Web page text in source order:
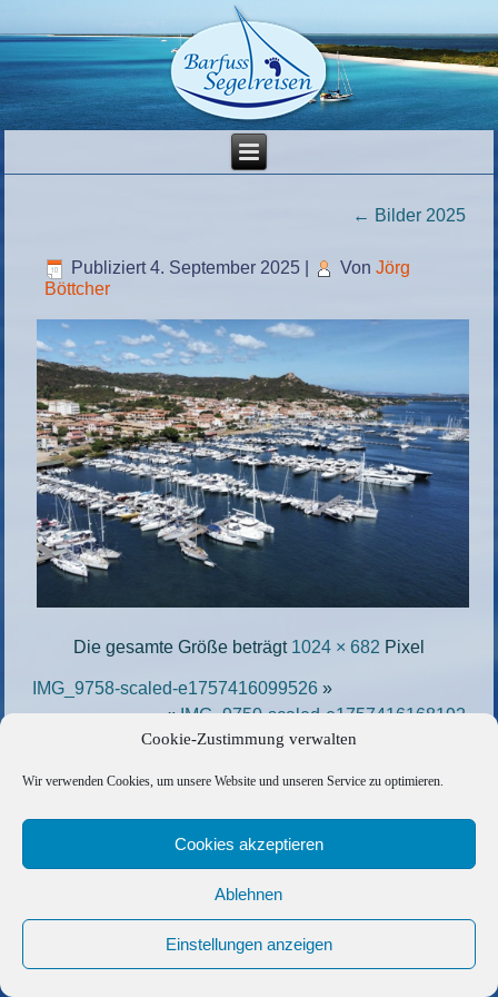
Cookie-Zustimmung verwalten
Wir verwenden Cookies, um unsere Website und unseren Service zu optimieren.
Cookies akzeptieren
Ablehnen
Einstellungen anzeigen
← Bilder 2025
Publiziert 4. September 2025 Von Jörg
Böttcher
Die gesamte Größe beträgt 1024 × 682 Pixel
IMG_9758-scaled-e1757416099526 »
«IMG_9750-scaled-e1757416168192
Copyright © 2026 Barfuss Segelreisen GmbH
Kontakt|Impressum|Datenschutz|Cookie-Richtlinie|
AGB|Befreundete Links